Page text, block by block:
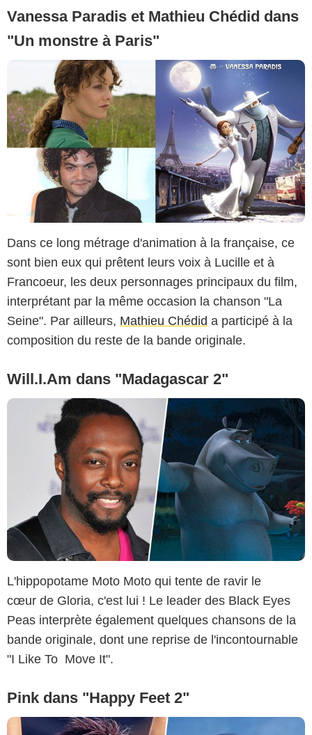
Vanessa Paradis et Mathieu Chédid dans
"Un monstre à Paris"
Dans ce long métrage d'animation à la française, ce
sont bien eux qui prêtent leurs voix à Lucille et à
Francoeur, les deux personnages principaux du film,
interprétant par la même occasion la chanson "La
Seine". Par ailleurs, Mathieu Chédid a participé à la
composition du reste de la bande originale.
Will.I.Am dans "Madagascar 2"
L'hippopotame Moto Moto qui tente de ravir le
cœur de Gloria, c'est lui ! Le leader des Black Eyes
Peas interprète également quelques chansons de la
bande originale, dont une reprise de l'incontournable
"I Like To Move It".
Pink dans "Happy Feet 2"